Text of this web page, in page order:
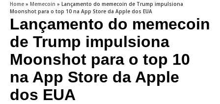
Home » Memecoin » Lançamento do memecoin de Trump impulsiona
Moonshot para o top 10 na App Store da Apple dos EUA
Lançamento do memecoin
de Trump impulsiona
Moonshot para o top 10
na App Store da Apple
dos EUA